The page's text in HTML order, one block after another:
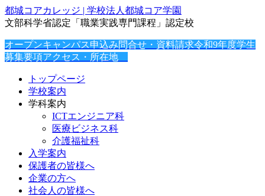
都城コアカレッジ | 学校法人都城コア学園
文部科学省認定「職業実践専門課程」認定校
オープンキャンパス申込み問合せ・資料請求令和9年度学生
募集要項アクセス・所在地
トップページ
学校案内
学科案内
ICTエンジニア科
医療ビジネス科
介護福祉科
入学案内
保護者の皆様へ
企業の方へ
社会人の皆様へ